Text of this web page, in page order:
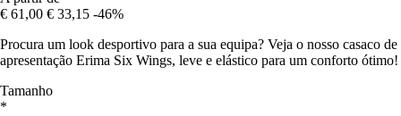
€ 61,00 € 33,15 -46%
Procura um look desportivo para a sua equipa? Veja o nosso casaco de
apresentação Erima Six Wings, leve e elástico para um conforto ótimo!
Tamanho
*